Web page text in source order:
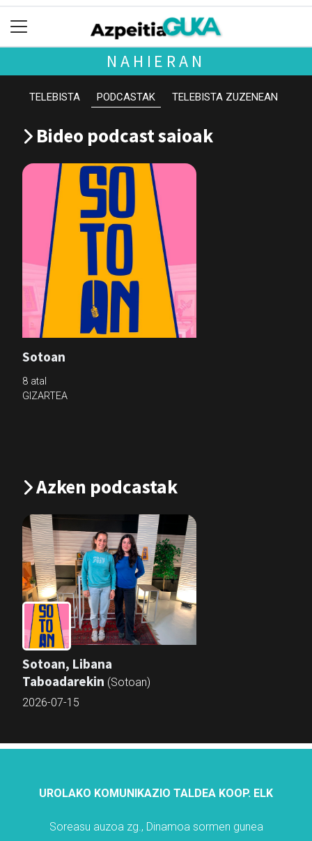
NAHIERAN
TELEBISTA PODCASTAK TELEBISTA ZUZENEAN
Bideo podcast saioak
Sotoan
8 atal
GIZARTEA
Azken podcastak
Sotoan, Libana
Taboadarekin (Sotoan)
2026-07-15
UROLAKO KOMUNIKAZIO TALDEA KOOP. ELK
Soreasu auzoa zg., Dinamoa sormen gunea